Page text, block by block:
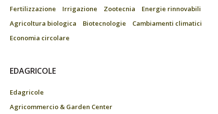
Fertilizzazione
Irrigazione Zootecnia
Energie rinnovabili
Agricoltura biologica
Biotecnologie
Cambiamenti climatici
Economia circolare
EDAGRICOLE
Edagricole
Agricommercio & Garden Center